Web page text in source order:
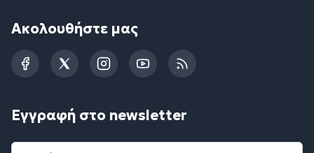
Ακολουθήστε μας
FacebookTwitterInstagramYouTubeRSS
Εγγραφή στο newsletter